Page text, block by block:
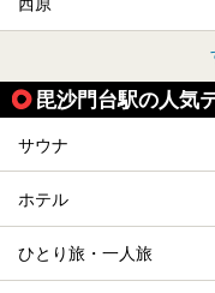
西原
毘沙門台駅の人気
サウナ
ホテル
ひとり旅・一人旅